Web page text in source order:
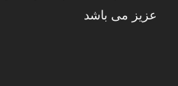
عزیز می باشد